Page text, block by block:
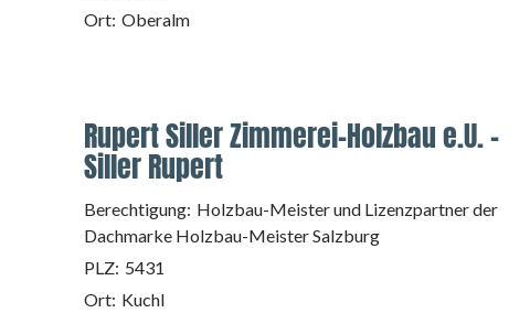
Ort: Oberalm
Rupert Siller Zimmerei-Holzbau e.U. -
Siller Rupert
Berechtigung: Holzbau-Meister und Lizenzpartner der
Dachmarke Holzbau-Meister Salzburg
PLZ: 5431
Ort: Kuchl